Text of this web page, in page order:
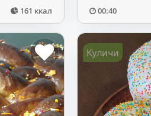
161 ккал 00:40
Куличи